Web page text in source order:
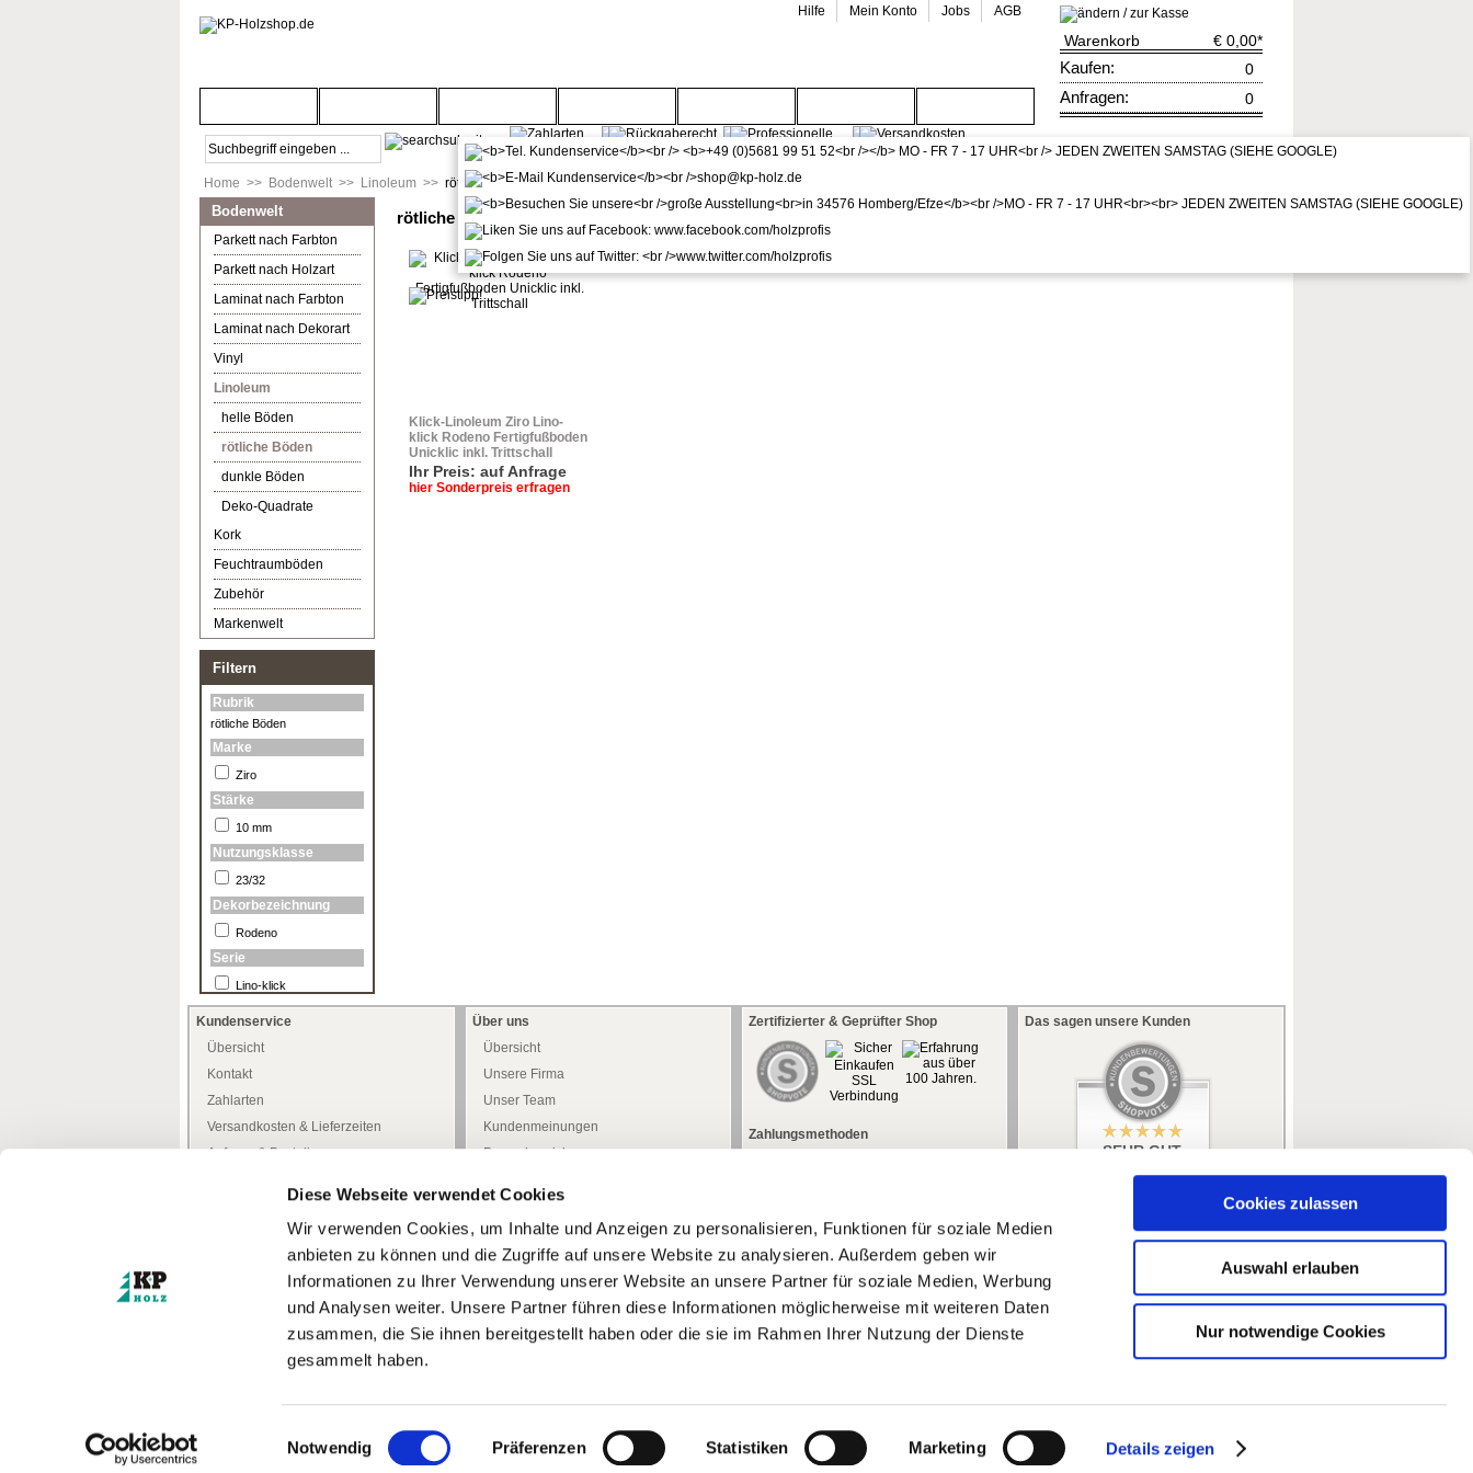
Diese Webseite verwendet Cookies
Wir verwenden Cookies, um Inhalte und Anzeigen zu personalisieren, Funktionen für soziale Medien
anbieten zu können und die Zugriffe auf unsere Website zu analysieren. Außerdem geben wir
Informationen zu Ihrer Verwendung unserer Website an unsere Partner für soziale Medien, Werbung
und Analysen weiter. Unsere Partner führen diese Informationen möglicherweise mit weiteren Daten
zusammen, die Sie ihnen bereitgestellt haben oder die sie im Rahmen Ihrer Nutzung der Dienste
gesammelt haben.
Einwilligungsauswahl
Notwendig Präferenzen Statistiken Marketing Details zeigen
Cookies zulassen
Auswahl erlauben
Nur notwendige Cookies
Hilfe Mein Konto Jobs AGB
Warenkorb € 0,00*
Kaufen: 0
Anfragen: 0
zur Kasse
Home >> Bodenwelt >> Linoleum >> rötliche Böden
rötliche Böden
Klick-Linoleum Ziro Lino-
klick Rodeno Fertigfußboden
Unicklic inkl. Trittschall
Ihr Preis: auf Anfrage
hier Sonderpreis erfragen
Bodenwelt
Parkett nach Farbton
Parkett nach Holzart
Laminat nach Farbton
Laminat nach Dekorart
Vinyl
Linoleum
helle Böden
rötliche Böden
dunkle Böden
Deko-Quadrate
Kork
Feuchtraumböden
Zubehör
Markenwelt
Filtern
Rubrik
rötliche Böden
Marke
Ziro
Stärke
10 mm
Nutzungsklasse
23/32
Dekorbezeichnung
Rodeno
Serie
Lino-klick
Kundenservice
Übersicht
Kontakt
Zahlarten
Versandkosten & Lieferzeiten
Anfrage & Bestellung
Heimwerker -Tipps-
Freiwilliges Rückgaberecht
Zertifizierungen
Türenkonfigurator
Über uns
Übersicht
Unsere Firma
Unser Team
Kundenmeinungen
Pressebereich
Datenschutz
Widerrufsrecht
Widerrufsformular
AGB
Impressum
Zertifizierter & Geprüfter Shop
Zahlungsmethoden
Das sagen unsere Kunden
SEHR GUT